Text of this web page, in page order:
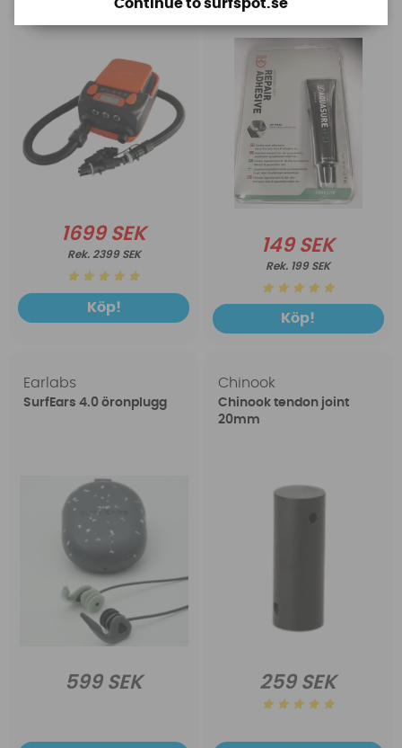
1699 SEK
2399 SEK
Köp!
149 SEK
199 SEK
Köp!
Earlabs
SurfEars 4.0 öronplugg
599 SEK
Chinook
Chinook tendon joint
20mm
259 SEK
Continue to surfspot.se